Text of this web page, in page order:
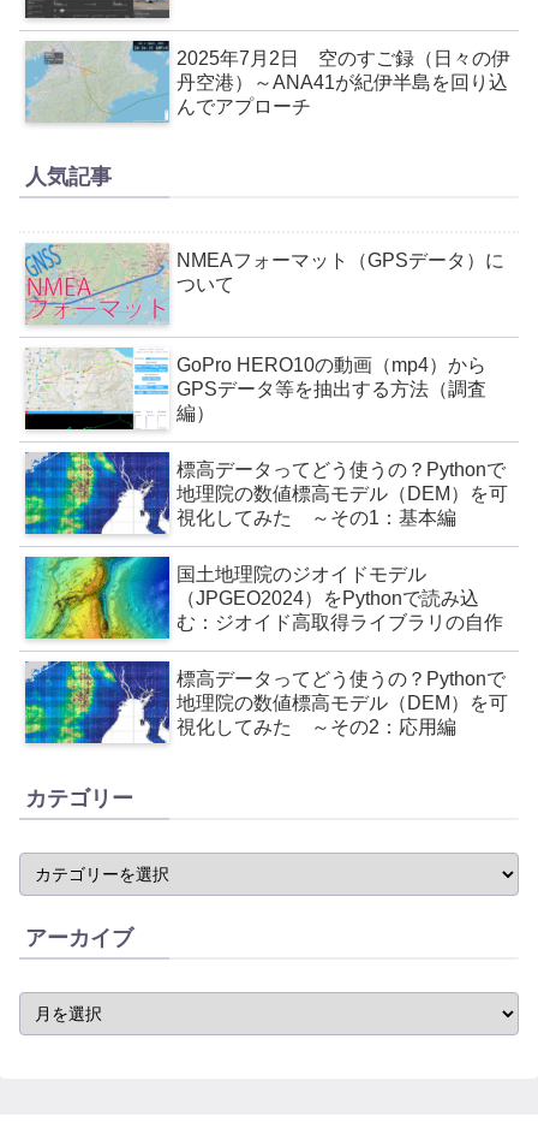
2025年7月2日 空のすご録（日々の伊
丹空港）～ANA41が紀伊半島を回り込
んでアプローチ
人気記事
NMEAフォーマット（GPSデータ）に
ついて
GoPro HERO10の動画（mp4）から
GPSデータ等を抽出する方法（調査
編）
標高データってどう使うの？Pythonで
地理院の数値標高モデル（DEM）を可
視化してみた ～その1：基本編
国土地理院のジオイドモデル
（JPGEO2024）をPythonで読み込
む：ジオイド高取得ライブラリの自作
標高データってどう使うの？Pythonで
地理院の数値標高モデル（DEM）を可
視化してみた ～その2：応用編
カテゴリー
アーカイブ